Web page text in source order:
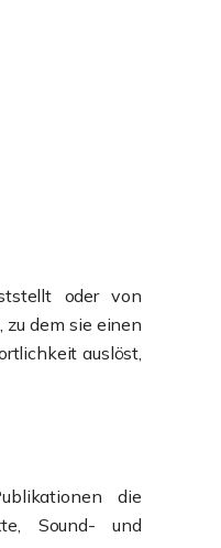
oder von
dem sie einen
auslöst,
die
Sound- und